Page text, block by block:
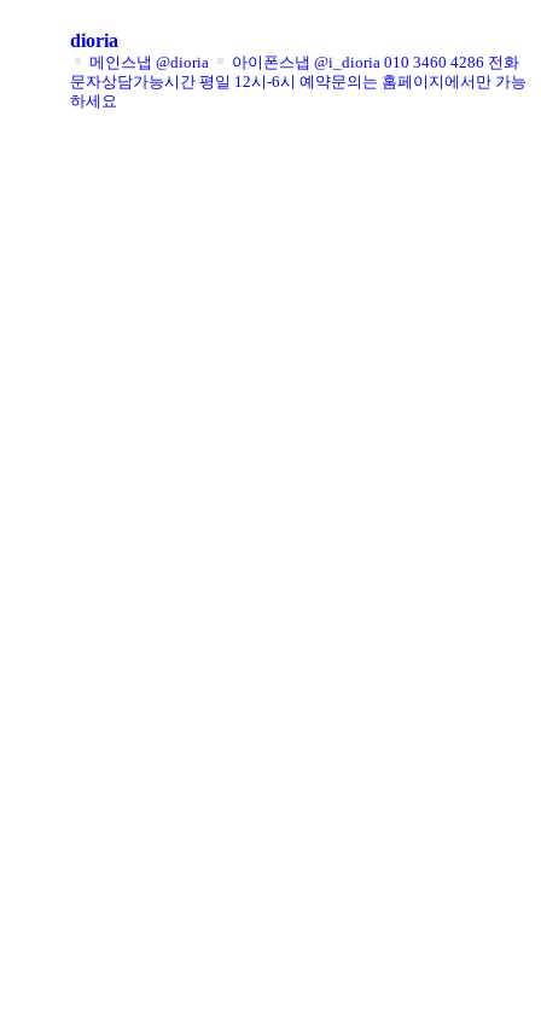
dioria
메인스냅 @dioria 아이폰스냅 @i_dioria 010 3460 4286 전화
문자상담가능시간 평일 12시-6시 예약문의는 홈페이지에서만 가능
하세요